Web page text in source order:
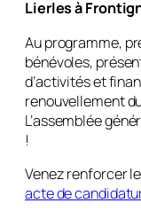
Lierles à
Au programme,
bénévoles,
d’activités et
renouvellement
L’assemblée
!
Venez renforcer
acte de